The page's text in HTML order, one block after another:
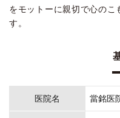
をモットーに親切で心のこ
す。
医院名 當銘医